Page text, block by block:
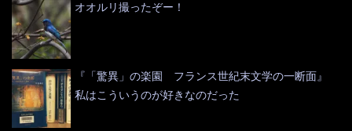
オオルリ撮ったぞー！
『「驚異」の楽園 フランス世紀末文学の一断面』
私はこういうのが好きなのだった